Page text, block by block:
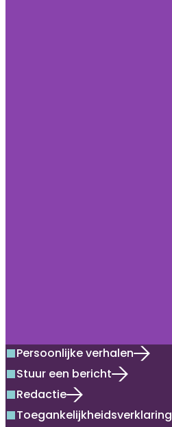
Persoonlijke verhalen
Stuur een bericht
Redactie
Toegankelijkheidsverklaring